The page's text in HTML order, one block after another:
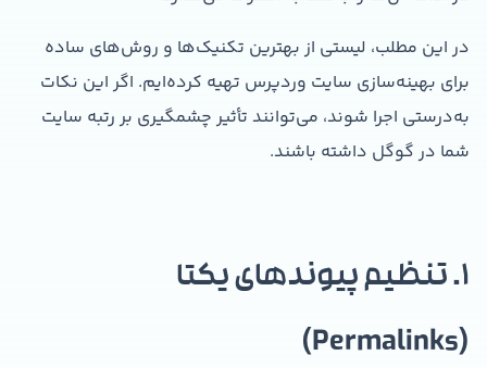
در این مطلب، لیستی از بهترین تکنیک‌ها و روش‌های ساده
برای بهینه‌سازی سایت وردپرس تهیه کرده‌ایم. اگر این نکات
به‌درستی اجرا شوند، می‌توانند تأثیر چشمگیری بر رتبه سایت
شما در گوگل داشته باشند.
۱. تنظیم پیوندهای یکتا
(Permalinks)